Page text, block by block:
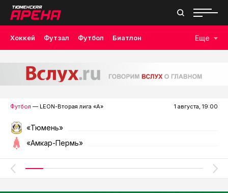
Хоккей Футзал Футбол Биатлон Еще
Футбол — LEON-Вторая лига «А» 1 августа, 19:00
«Тюмень»
«Амкар-Пермь»